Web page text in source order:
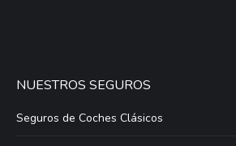
NUESTROS SEGUROS
Seguros de Coches Clásicos